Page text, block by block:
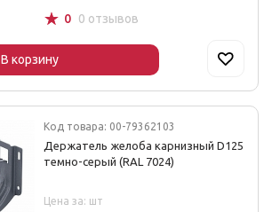
☆ 0 0 отзывов
В корзину
Код товара: 00-79362103
Держатель желоба карнизный D125
темно-серый (RAL 7024)
Цена за: шт